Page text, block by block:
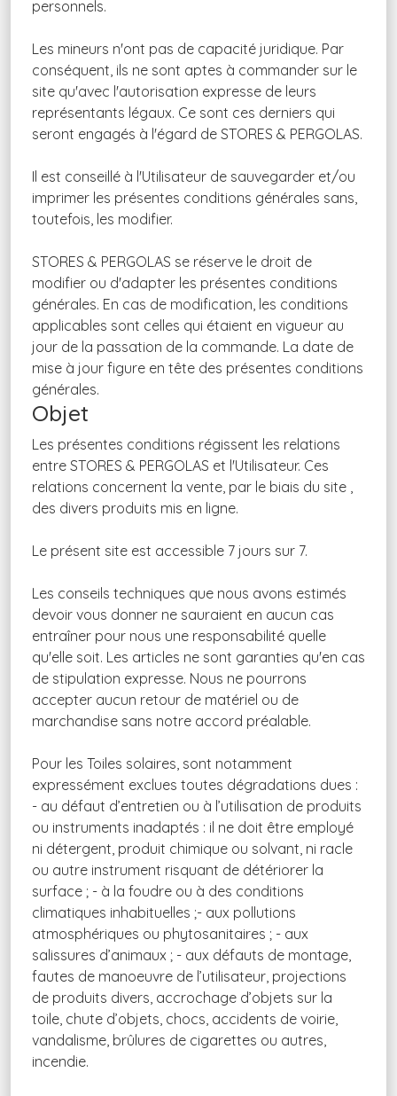
personnels.
Les mineurs n'ont pas de capacité juridique. Par
conséquent, ils ne sont aptes à commander sur le
site qu'avec l'autorisation expresse de leurs
représentants légaux. Ce sont ces derniers qui
seront engagés à l'égard de STORES & PERGOLAS.
Il est conseillé à l'Utilisateur de sauvegarder et/ou
imprimer les présentes conditions générales sans,
toutefois, les modifier.
STORES & PERGOLAS se réserve le droit de
modifier ou d'adapter les présentes conditions
générales. En cas de modification, les conditions
applicables sont celles qui étaient en vigueur au
jour de la passation de la commande. La date de
mise à jour figure en tête des présentes conditions
générales.
Objet
Les présentes conditions régissent les relations
entre STORES & PERGOLAS et l'Utilisateur. Ces
relations concernent la vente, par le biais du site ,
des divers produits mis en ligne.
Le présent site est accessible 7 jours sur 7.
Les conseils techniques que nous avons estimés
devoir vous donner ne sauraient en aucun cas
entraîner pour nous une responsabilité quelle
qu'elle soit. Les articles ne sont garanties qu'en cas
de stipulation expresse. Nous ne pourrons
accepter aucun retour de matériel ou de
marchandise sans notre accord préalable.
Pour les Toiles solaires, sont notamment
expressément exclues toutes dégradations dues :
- au défaut d’entretien ou à l’utilisation de produits
ou instruments inadaptés : il ne doit être employé
ni détergent, produit chimique ou solvant, ni racle
ou autre instrument risquant de détériorer la
surface ; - à la foudre ou à des conditions
climatiques inhabituelles ;- aux pollutions
atmosphériques ou phytosanitaires ; - aux
salissures d’animaux ; - aux défauts de montage,
fautes de manoeuvre de l’utilisateur, projections
de produits divers, accrochage d’objets sur la
toile, chute d’objets, chocs, accidents de voirie,
vandalisme, brûlures de cigarettes ou autres,
incendie.